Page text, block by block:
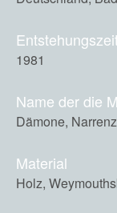
1981
Name der die
Dämone,
Material
Holz,